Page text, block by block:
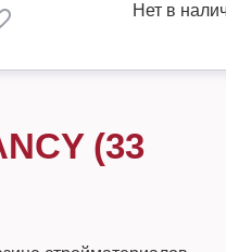
Нет в
(33